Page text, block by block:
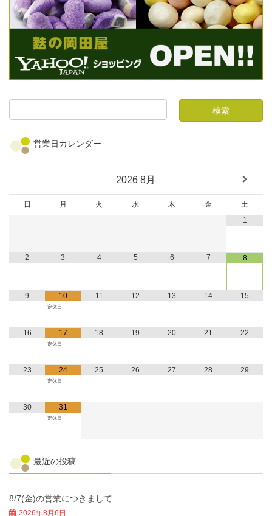
営業日カレンダー
2026 8月
日 月 火 水 木 金
土
1
2 3 4 5 6 7 8
9 10
定休日
11 12 13 14 15
16 17
定休日
18 19 20 21 22
23 24
定休日
25 26 27 28 29
30 31
定休日
最近の投稿
8/7(金)の営業につきまして
2026年8月6日